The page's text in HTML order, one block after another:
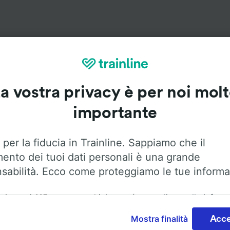
Fulda a Darmstadt con Flixbus. Utilizza le opzioni qui
maggiori informazioni sui servizi a bordo.
vostra privacy è per noi
importante
per la fiducia in Trainline. Sappiamo che il
dei tuoi dati personali è una grande
Ecco come proteggiamo le tue
ai nostri115partner archiviamo e/o accediamo alle
dell'utente, come gli ID univoci nei cookie, per il
dei dati personali. È possibile accettare o gestire le
Mostra finalità